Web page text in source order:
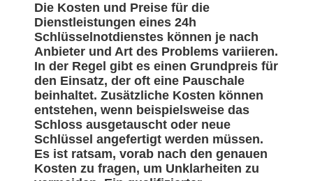
Die Kosten und Preise für die
Dienstleistungen eines 24h
Schlüsselnotdienstes können je nach
Anbieter und Art des Problems variieren.
In der Regel gibt es einen Grundpreis für
den Einsatz, der oft eine Pauschale
beinhaltet. Zusätzliche Kosten können
entstehen, wenn beispielsweise das
Schloss ausgetauscht oder neue
Schlüssel angefertigt werden müssen.
Es ist ratsam, vorab nach den genauen
Kosten zu fragen, um Unklarheiten zu